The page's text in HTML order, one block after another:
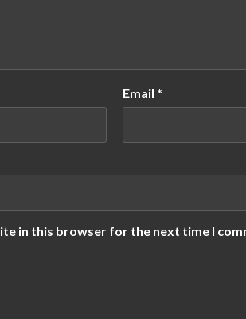
Email *
in this browser for the next time I